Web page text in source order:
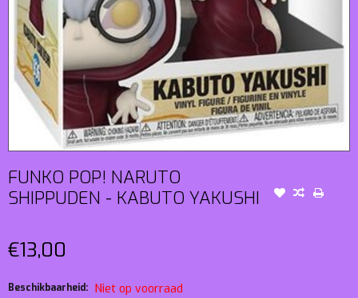
FUNKO POP! NARUTO
SHIPPUDEN - KABUTO YAKUSHI
€13,00
Beschikbaarheid: Niet op voorraad